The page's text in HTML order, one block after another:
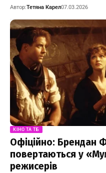
Автор:Тетяна Карел07.03.2026
КІНО ТА ТБ
Офіційно: Брендан
повертаються у
режисерів